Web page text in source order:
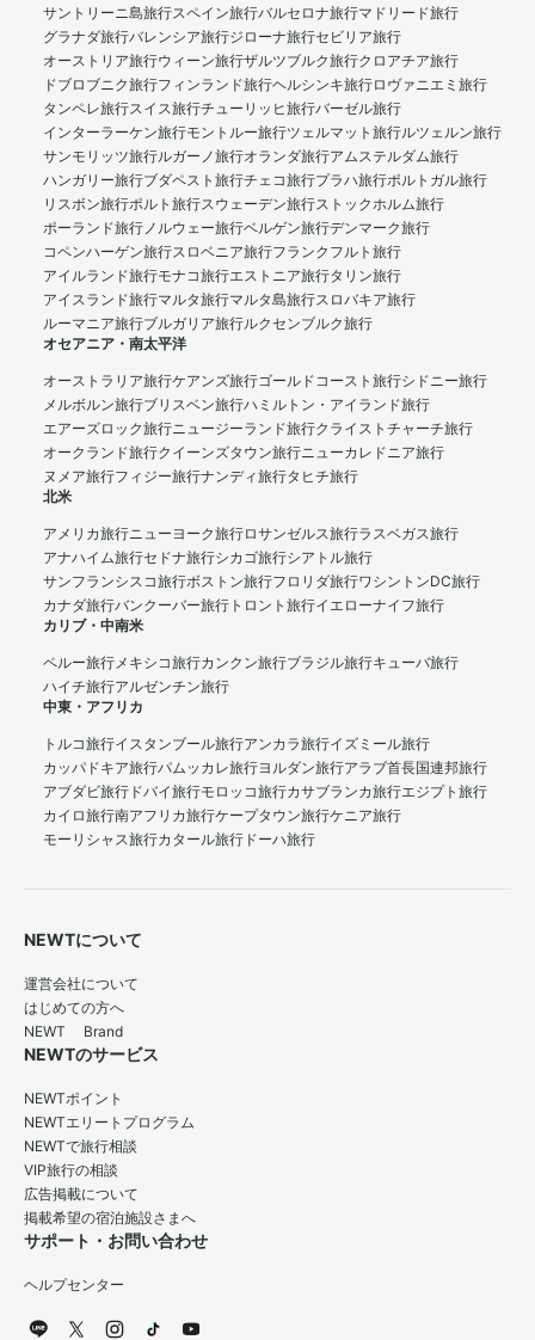
サントリーニ島旅行スペイン旅行バルセロナ旅行マドリード旅行
グラナダ旅行バレンシア旅行ジローナ旅行セビリア旅行
オーストリア旅行ウィーン旅行ザルツブルク旅行クロアチア旅行
ドブロブニク旅行フィンランド旅行ヘルシンキ旅行ロヴァニエミ旅行
タンペレ旅行スイス旅行チューリッヒ旅行バーゼル旅行
インターラーケン旅行モントルー旅行ツェルマット旅行ルツェルン旅行
サンモリッツ旅行ルガーノ旅行オランダ旅行アムステルダム旅行
ハンガリー旅行ブダペスト旅行チェコ旅行プラハ旅行ポルトガル旅行
リスボン旅行ポルト旅行スウェーデン旅行ストックホルム旅行
ポーランド旅行ノルウェー旅行ベルゲン旅行デンマーク旅行
コペンハーゲン旅行スロベニア旅行フランクフルト旅行
アイルランド旅行モナコ旅行エストニア旅行タリン旅行
アイスランド旅行マルタ旅行マルタ島旅行スロバキア旅行
ルーマニア旅行ブルガリア旅行ルクセンブルク旅行
オセアニア・南太平洋
オーストラリア旅行ケアンズ旅行ゴールドコースト旅行シドニー旅行
メルボルン旅行ブリスベン旅行ハミルトン・アイランド旅行
エアーズロック旅行ニュージーランド旅行クライストチャーチ旅行
オークランド旅行クイーンズタウン旅行ニューカレドニア旅行
ヌメア旅行フィジー旅行ナンディ旅行タヒチ旅行
北米
アメリカ旅行ニューヨーク旅行ロサンゼルス旅行ラスベガス旅行
アナハイム旅行セドナ旅行シカゴ旅行シアトル旅行
サンフランシスコ旅行ボストン旅行フロリダ旅行ワシントンDC旅行
カナダ旅行バンクーバー旅行 トロント旅行イエローナイフ旅行
カリブ・中南米
ペルー旅行メキシコ旅行カンクン旅行ブラジル旅行キューバ旅行
ハイチ旅行アルゼンチン旅行
中東・アフリカ
トルコ旅行イスタンブール旅行アンカラ旅行イズミール旅行
カッパドキア旅行パムッカレ旅行ヨルダン旅行アラブ首長国連邦旅行
アブダビ旅行 ドバイ旅行モロッコ旅行カサブランカ旅行エジプト旅行
カイロ旅行南アフリカ旅行ケープタウン旅行ケニア旅行
モーリシャス旅行カタール旅行 ドーハ旅行
NEWTについて
運営会社について
はじめての方へ
NEWT Brand
NEWTのサービス
NEWTポイント
NEWTエリートプログラム
NEWTで旅行相談
VIP旅行の相談
広告掲載について
掲載希望の宿泊施設さまへ
サポート・お問い合わせ
ヘルプセンター